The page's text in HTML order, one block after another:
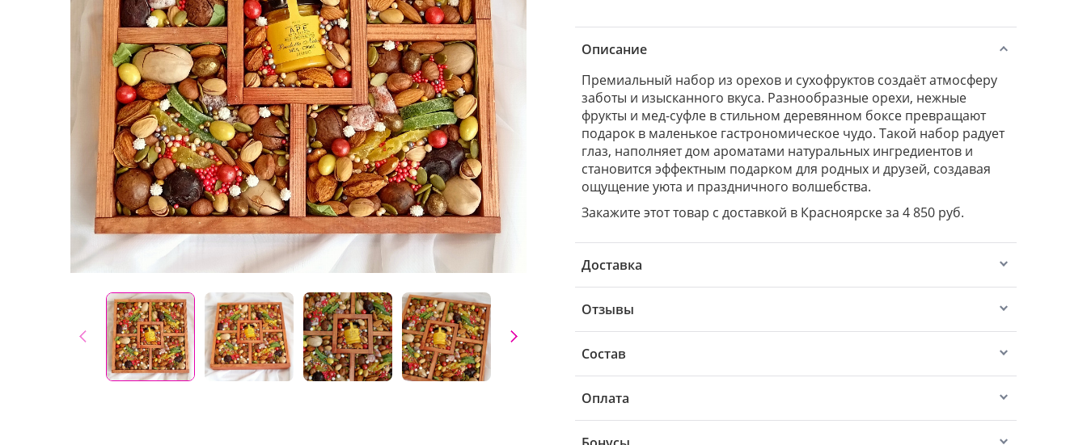
Описание
Премиальный набор из орехов и сухофруктов создаёт атмосферу
заботы и изысканного вкуса. Разнообразные орехи, нежные
фрукты и мед-суфле в стильном деревянном боксе превращают
подарок в маленькое гастрономическое чудо. Такой набор радует
глаз, наполняет дом ароматами натуральных ингредиентов и
становится эффектным подарком для родных и друзей, создавая
ощущение уюта и праздничного волшебства.
Закажите этот товар с доставкой в Красноярске за 4 850 руб.
Доставка
Отзывы
Состав
Оплата